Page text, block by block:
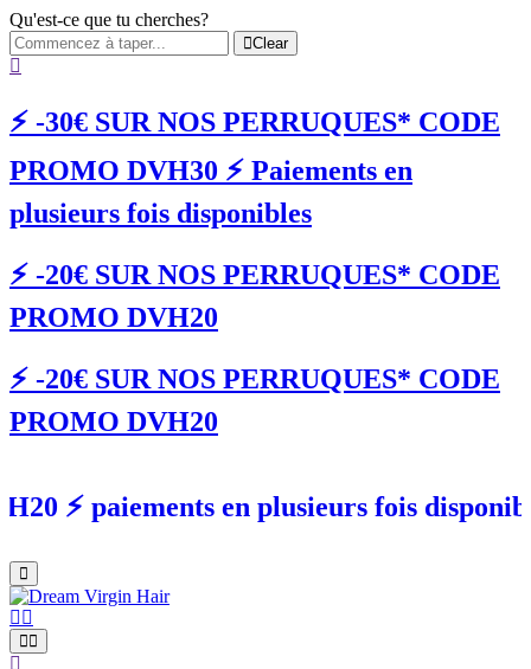
Qu'est-ce que tu cherches?
Clear
⚡️ -30€ SUR NOS PERRUQUES* CODE
PROMO DVH30 ⚡️ Paiements en
plusieurs fois disponibles
⚡️ -20€ SUR NOS PERRUQUES* CODE
PROMO DVH20
⚡️ -20€ SUR NOS PERRUQUES* CODE
PROMO DVH20
paiements en plusieurs fois